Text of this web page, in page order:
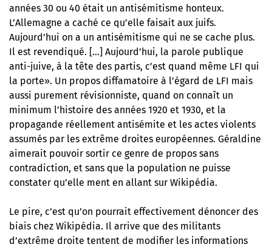
années 30 ou 40 était un antisémitisme honteux.
L’Allemagne a caché ce qu’elle faisait aux juifs.
Aujourd’hui on a un antisémitisme qui ne se cache plus.
Il est revendiqué. […] Aujourd’hui, la parole publique
anti-juive, à la tête des partis, c’est quand même LFI qui
la porte». Un propos diffamatoire à l’égard de LFI mais
aussi purement révisionniste, quand on connaît un
minimum l’histoire des années 1920 et 1930, et la
propagande réellement antisémite et les actes violents
assumés par les extrême droites européennes. Géraldine
aimerait pouvoir sortir ce genre de propos sans
contradiction, et sans que la population ne puisse
constater qu’elle ment en allant sur Wikipédia.
Le pire, c’est qu’on pourrait effectivement dénoncer des
biais chez Wikipédia. Il arrive que des militants
d’extrême droite tentent de modifier les informations